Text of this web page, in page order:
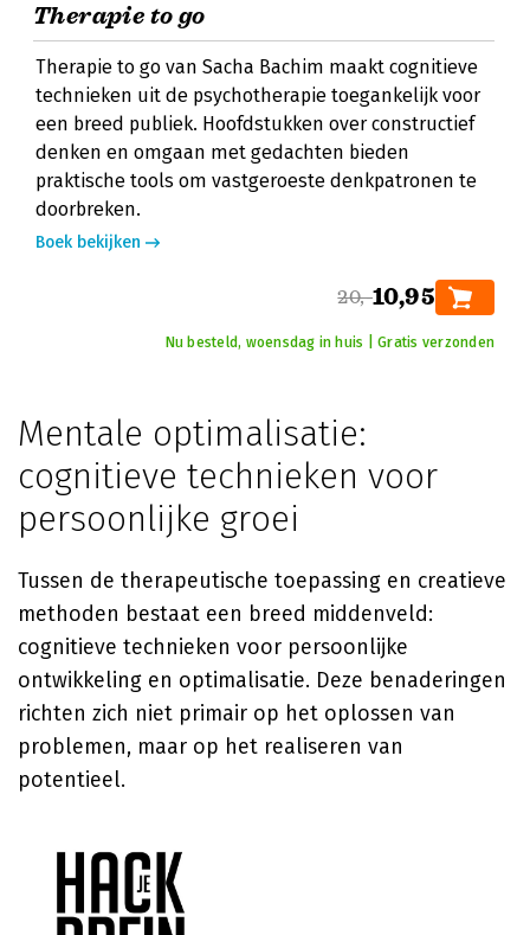
Therapie to go
Therapie to go van Sacha Bachim maakt cognitieve
technieken uit de psychotherapie toegankelijk voor
een breed publiek. Hoofdstukken over constructief
denken en omgaan met gedachten bieden
praktische tools om vastgeroeste denkpatronen te
doorbreken.
Boek bekijken
20,-10,95
Nu besteld, woensdag in huis | Gratis verzonden
Mentale optimalisatie:
cognitieve technieken voor
persoonlijke groei
Tussen de therapeutische toepassing en creatieve
methoden bestaat een breed middenveld:
cognitieve technieken voor persoonlijke
ontwikkeling en optimalisatie. Deze benaderingen
richten zich niet primair op het oplossen van
problemen, maar op het realiseren van
potentieel.